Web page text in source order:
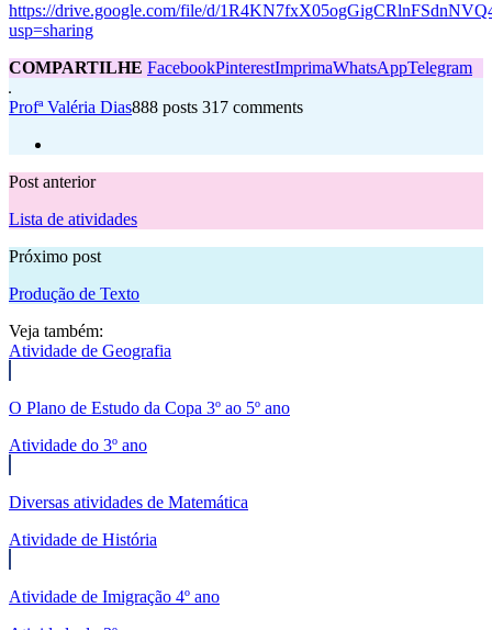
https://drive.google.com/file/d/
usp=sharing
COMPARTILHE FacebookPinterestImprimaWhatsAppTelegram
Profª Valéria Dias888 posts 317 comments
Post anterior
Lista de atividades
Próximo post
Produção de Texto
Veja também:
Atividade de Geografia
O Plano de Estudo da Copa 3º ao 5º ano
Atividade do 3º ano
Diversas atividades de Matemática
Atividade de História
Atividade de Imigração 4º ano